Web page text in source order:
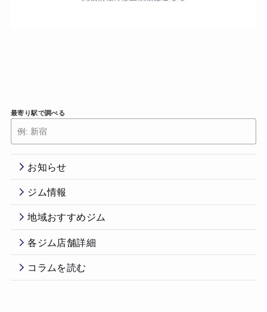
最寄り駅で調べる
お知らせ
ジム情報
地域おすすめジム
各ジム店舗詳細
コラムを読む